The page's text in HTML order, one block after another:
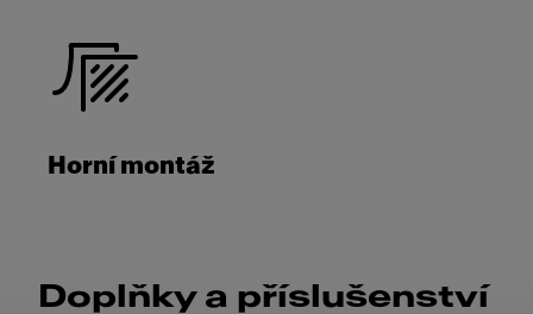
Horní montáž
Doplňky a příslušenství